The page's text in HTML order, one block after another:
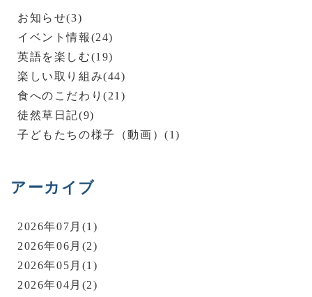
お知らせ(3)
イベント情報(24)
英語を楽しむ(19)
楽しい取り組み(44)
食へのこだわり(21)
徒然草日記(9)
子どもたちの様子（動画）(1)
アーカイブ
2026年07月(1)
2026年06月(2)
2026年05月(1)
2026年04月(2)